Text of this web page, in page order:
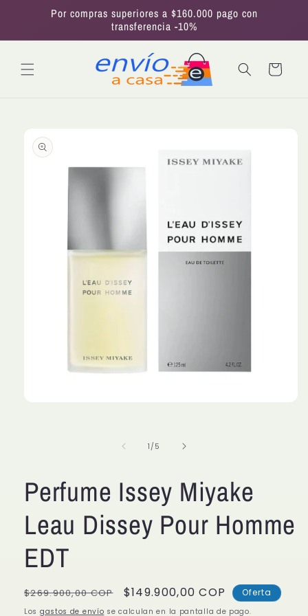
directamentePor compras superiores a $160.000 pago con
transferencia -10%
Carrito
información
1 /de
5
Perfume Issey Miyake
Leau Dissey Pour Homme
EDT
Precio
habitual
$269.900,00 COP
Precio
de
$149.900,00 COP Oferta
Los gastos de envío se calculan en la pantalla de pago.